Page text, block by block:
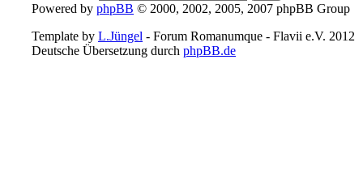
Powered by phpBB © 2000, 2002, 2005, 2007 phpBB Group
Template by L.Jüngel - Forum Romanumque - Flavii e.V. 2012
Deutsche Übersetzung durch phpBB.de